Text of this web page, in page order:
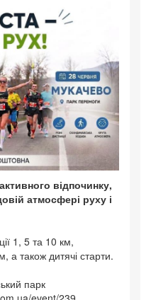
відпочинку,
атмосфері руху і
1, 5 та 10 км,
а також дитячі старти.
парк